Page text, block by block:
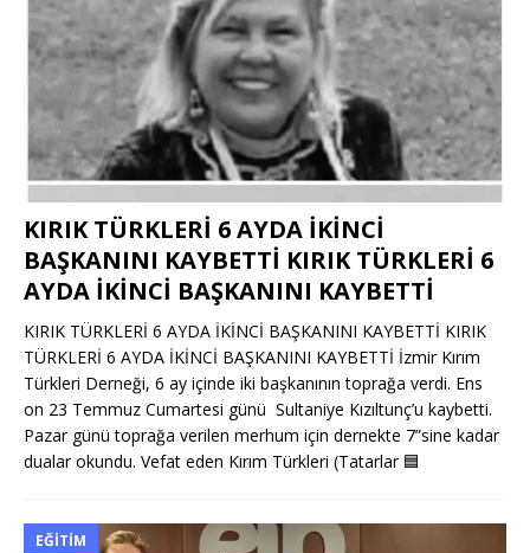
KIRIK TÜRKLERİ 6 AYDA İKİNCİ
BAŞKANINI KAYBETTİ KIRIK TÜRKLERİ 6
AYDA İKİNCİ BAŞKANINI KAYBETTİ
KIRIK TÜRKLERİ 6 AYDA İKİNCİ BAŞKANINI KAYBETTİ KIRIK
TÜRKLERİ 6 AYDA İKİNCİ BAŞKANINI KAYBETTİ İzmir Kırım
Türkleri Derneği, 6 ay içinde iki başkanının toprağa verdi. Ens
on 23 Temmuz Cumartesi günü Sultaniye Kızıltunç’u kaybetti.
Pazar günü toprağa verilen merhum için dernekte 7”sine kadar
dualar okundu. Vefat eden Kırım Türkleri (Tatarlar 🟦
EĞITIM